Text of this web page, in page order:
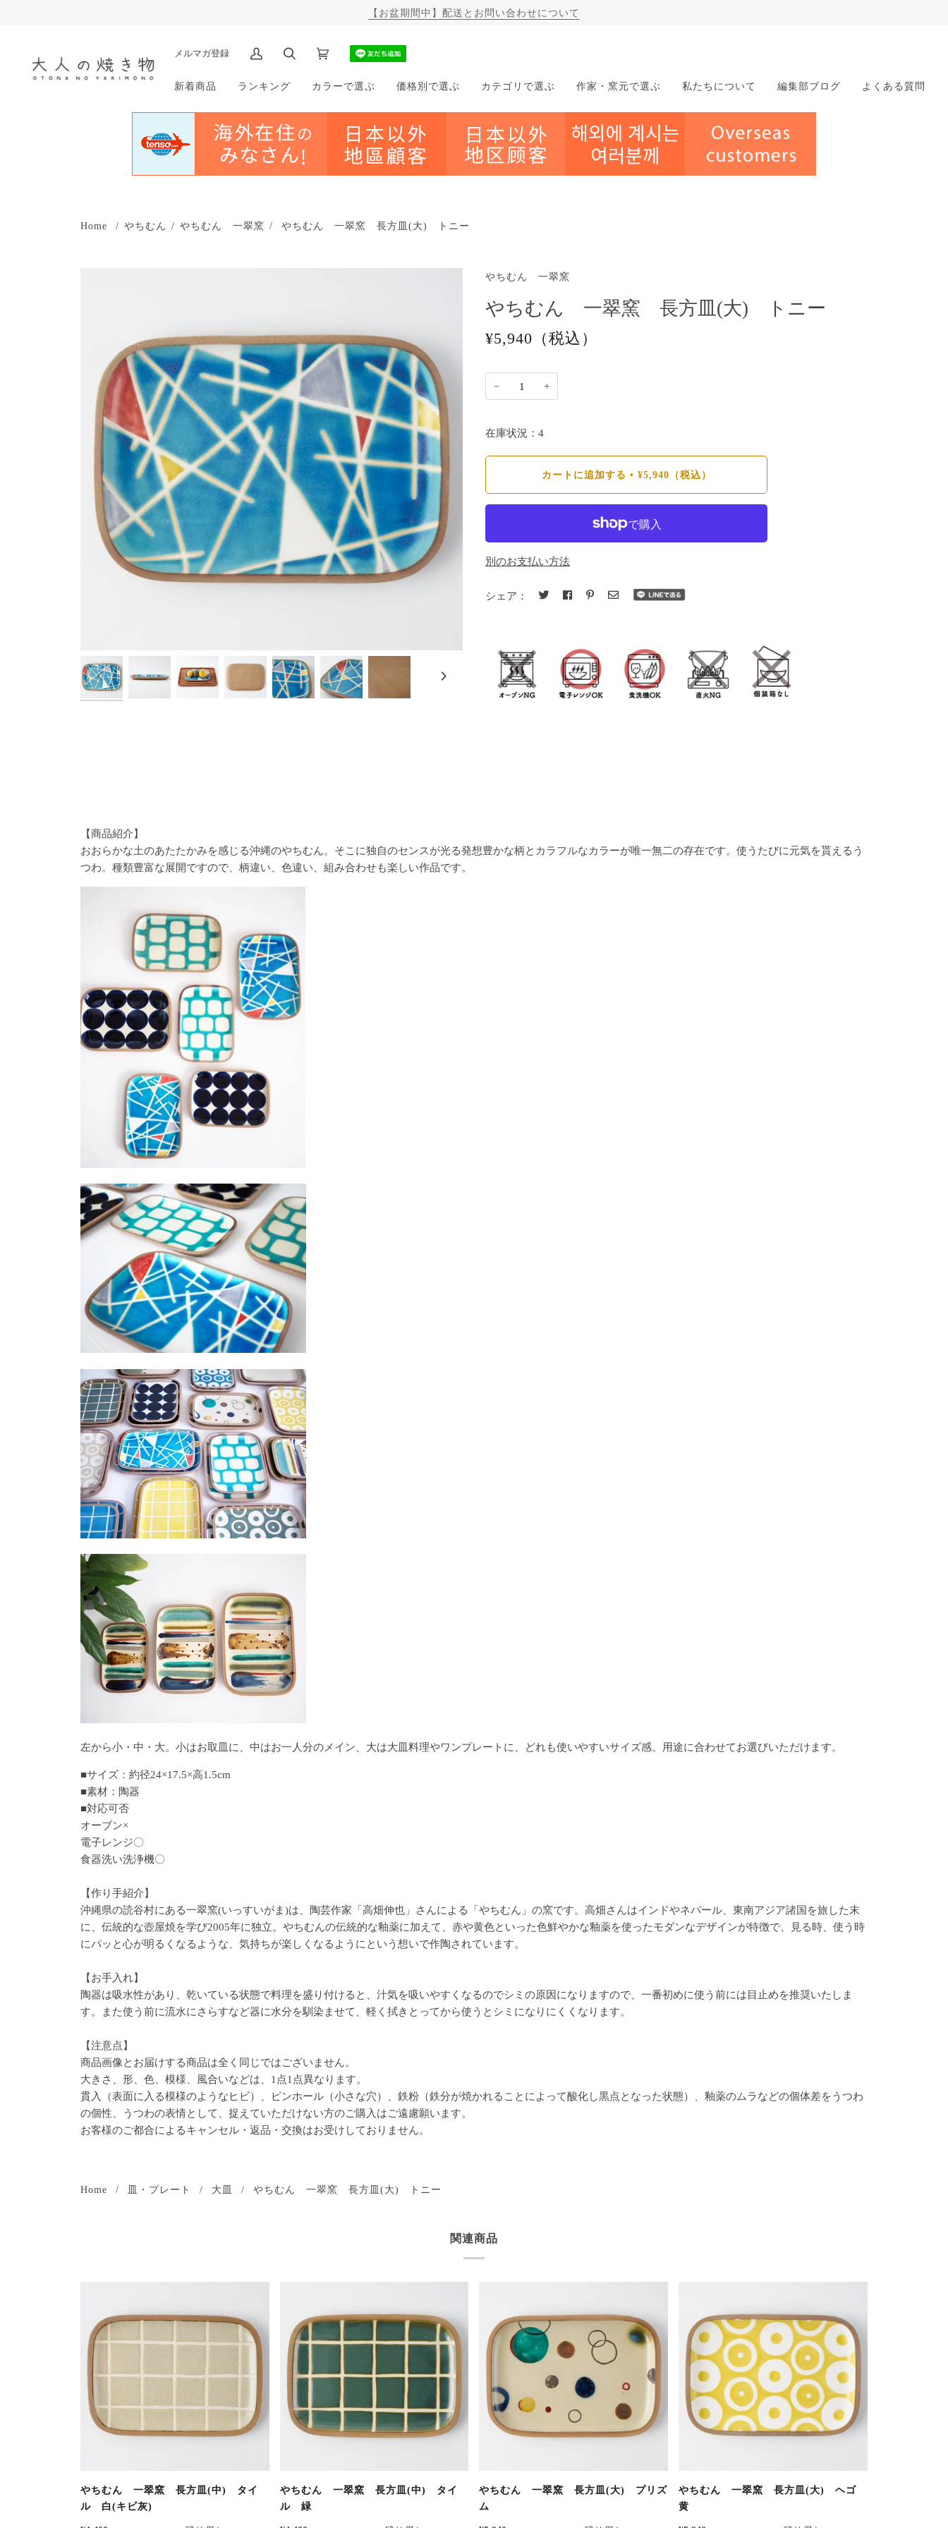
【WEB陶器市 2026年夏】30%OFFのサマーセール
メルマガ登録
マ
カ
ウ
ト
検
カ
ト
新着商品 ランキング カラーで選ぶ 価格別で選ぶ カテゴリで選ぶ 作家・窯元で選ぶ 私たちについて 編集部ブログ よくある質問
Home / やちむん / やちむん 一翠窯 / やちむん 一翠窯 長方皿(大) トニー
やちむん 一翠窯
やちむん 一翠窯 長方皿(大) トニー
¥5,940 （税込）
− +
在庫状況：4
カートに追加する • ¥5,940 （税込）
別のお支払い方法
シェア：
【商品紹介】
おおらかな土のあたたかみを感じる沖縄のやちむん。そこに独自のセンスが光る発想豊かな柄とカラフルなカラーが唯一無二の存在です。使うたびに元気を貰えるう
つわ。種類豊富な展開ですので、柄違い、色違い、組み合わせも楽しい作品です。
左から小・中・大。小はお取皿に、中はお一人分のメイン、大は大皿料理やワンプレートに、どれも使いやすいサイズ感。用途に合わせてお選びいただけます。
■サイズ：約径24×17.5×高1.5cm
■素材：陶器
■対応可否
オーブン×
電子レンジ〇
食器洗い洗浄機〇
【作り手紹介】
沖縄県の読谷村にある一翠窯(いっすいがま)は、陶芸作家「高畑伸也」さんによる「やちむん」の窯です。高畑さんはインドやネパール、東南アジア諸国を旅した末
に、伝統的な壺屋焼を学び2005年に独立。やちむんの伝統的な釉薬に加えて、赤や黄色といった色鮮やかな釉薬を使ったモダンなデザインが特徴で、見る時、使う時
にパッと心が明るくなるような、気持ちが楽しくなるようにという想いで作陶されています。
【お手入れ】
陶器は吸水性があり、乾いている状態で料理を盛り付けると、汁気を吸いやすくなるのでシミの原因になりますので、一番初めに使う前には目止めを推奨いたしま
す。また使う前に流水にさらすなど器に水分を馴染ませて、軽く拭きとってから使うとシミになりにくくなります。
【注意点】
商品画像とお届けする商品は全く同じではございません。
大きさ、形、色、模様、風合いなどは、1点1点異なります。
貫入（表面に入る模様のようなヒビ）、ピンホール（小さな穴）、鉄粉（鉄分が焼かれることによって酸化し黒点となった状態）、釉薬のムラなどの個体差をうつわ
の個性、うつわの表情として、捉えていただけない方のご購入はご遠慮願います。
お客様のご都合によるキャンセル・返品・交換はお受けしておりません。
Home / 皿・プレート / 大皿 / やちむん 一翠窯 長方皿(大) トニー
関連商品
やちむん 一翠窯 長方皿(中) タイ
ル 白(キビ灰)
やちむん 一翠窯 長方皿(中) タイ
ル 緑
やちむん 一翠窯 長方皿(大) プリズ
ム
やちむん 一翠窯 長方皿(大) ヘゴ
黄